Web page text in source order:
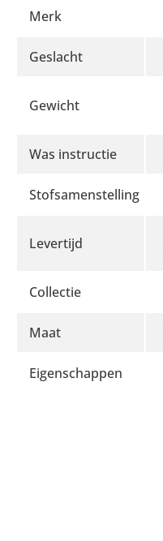
Merk
Geslacht
Gewicht
Was instructie
Stofsamenstelling
Levertijd
Collectie
Maat
Eigenschappen